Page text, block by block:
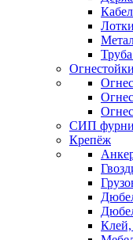
СИП
Крепёж
Клей,